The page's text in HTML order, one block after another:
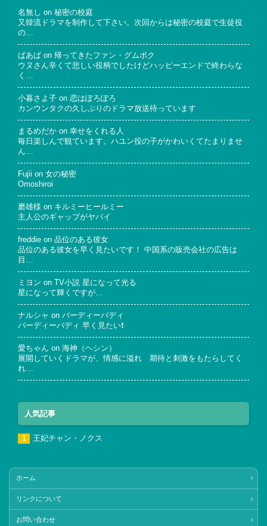
名無し on 秘密の校庭
又韓流ドラマを制作して下さい。次回からは秘密の校庭で生徒役
の…
ばあば on 帰ってきたファン・グムボク
ウヌさん辛くて悲しい役柄でしたけどハッピーエンドで終わらな
く…
小暮さよ子 on 恋はぽろぽろ
カンウンタクの久しぶりのドラマ放送待っています
まるめだか on 幸せをくれる人
毎日楽しんで観ています。ハユン役の子がかわいくてたまりませ
ん…
Fujii on 女の秘密
Omoshiroi
磨雄様 on キルミーヒールミー
主人公のギャップがヤバイ
freddie on 品位のある彼女
品位のある彼女を早く見たいです！ 中国系の販売会社の広告は
目…
ミヨン on
TV小説 星になって光る
星になって輝くですが…
ナルシャ on バーディーバディ
バーディーバディ 早く見たい❗
愛ちゃん on 海神（ヘシン）
展開していくドラマが、情感に溢れ 期待と刺激をもたらしてく
れ…
人気記事
王妃チャン・ノクス
ホーム
リンクについて
お問い合わせ